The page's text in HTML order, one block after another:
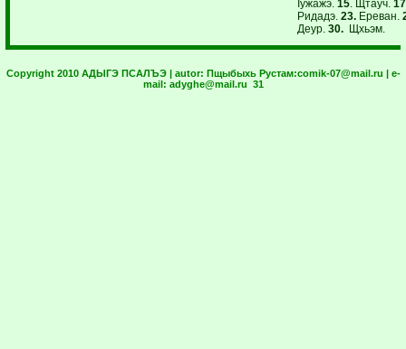
Iужажэ.15 . Щтауч.17
Ридадэ.23. Ереван.
Деур.30. Щхьэм.
Copyright 2010 АДЫГЭ ПСАЛЪЭ | autor: Пщыбыхь Рустам:comik-07@mail.ru | e-
mail: adyghe@mail.ru 31